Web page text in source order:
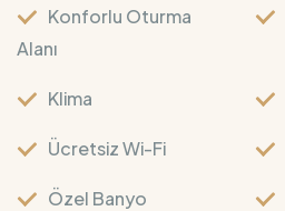
Konforlu Oturma
Alanı
Klima
Ücretsiz Wi-Fi
Özel Banyo